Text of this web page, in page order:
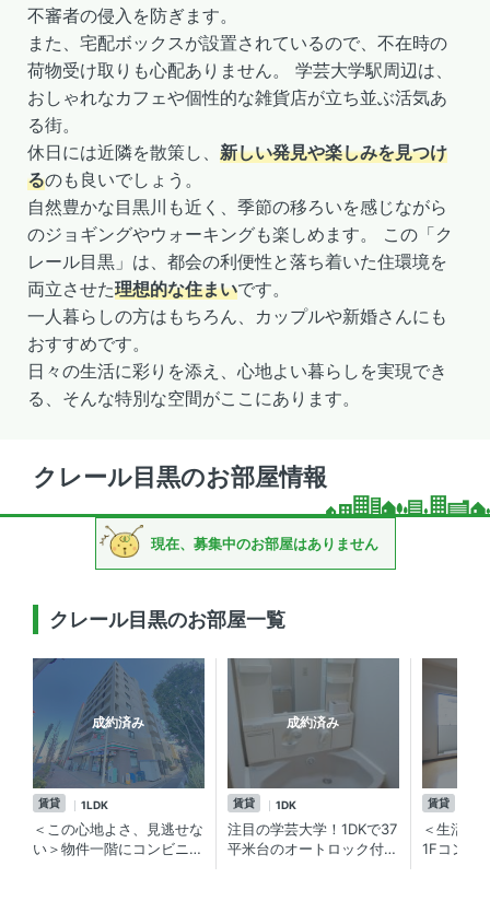
不審者の侵入を防ぎます。
また、宅配ボックスが設置されているので、不在時の
荷物受け取りも心配ありません。 学芸大学駅周辺は、
おしゃれなカフェや個性的な雑貨店が立ち並ぶ活気あ
る街。
休日には近隣を散策し、 新しい発見や楽しみを見つけ
るのも良いでしょう。
自然豊かな目黒川も近く、季節の移ろいを感じながら
のジョギングやウォーキングも楽しめます。 この「ク
レール目黒」は、都会の利便性と落ち着いた住環境を
両立させた理想的な住まいです。
一人暮らしの方はもちろん、カップルや新婚さんにも
おすすめです。
日々の生活に彩りを添え、心地よい暮らしを実現でき
る、そんな特別な空間がここにあります。
クレール目黒のお部屋情報
現在、募集中のお部屋はありません
クレール目黒のお部屋一覧
成約済み
賃貸 1LDK
＜この心地よさ、見逃せな
い＞物件一階にコンビニ！
成約済み
賃貸 1DK
注目の学芸大学！1DKで37
平米台のオートロック付賃
賃貸
＜生活
1Fコンビ